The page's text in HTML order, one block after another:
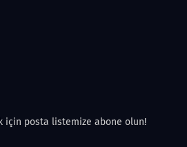
için posta listemize abone olun!